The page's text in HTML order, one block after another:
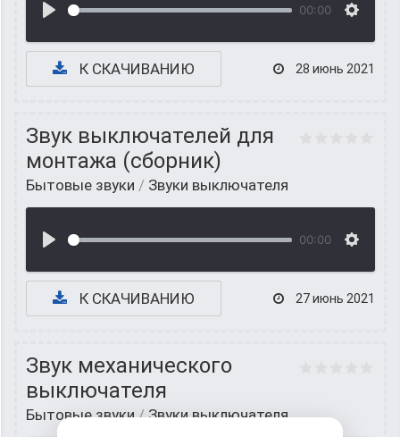
00:00
К СКАЧИВАНИЮ 28 июнь 2021
Звук выключателей для
монтажа (сборник)
Бытовые звуки / Звуки выключателя
00:00
К СКАЧИВАНИЮ 27 июнь 2021
Звук механического
выключателя
Бытовые звуки/Звуки выключателя